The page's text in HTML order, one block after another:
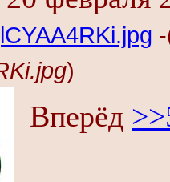
)
Вперёд